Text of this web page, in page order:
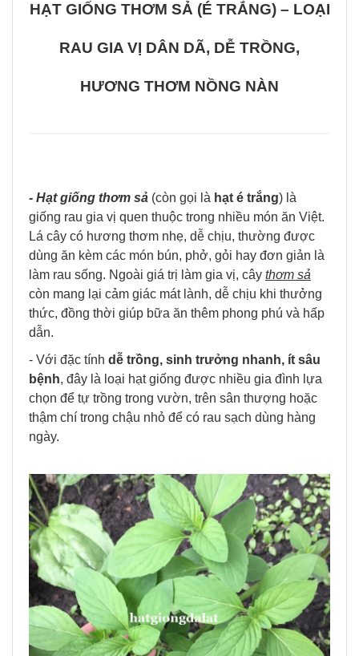
HẠT GIỐNG THƠM SẢ (É TRẮNG) – LOẠI
RAU GIA VỊ DÂN DÃ, DỄ TRỒNG,
HƯƠNG THƠM NỒNG NÀN
- Hạt giống thơm sả (còn gọi là hạt é trắng) là
giống rau gia vị quen thuộc trong nhiều món ăn Việt.
Lá cây có hương thơm nhẹ, dễ chịu, thường được
dùng ăn kèm các món bún, phở, gỏi hay đơn giản là
làm rau sống. Ngoài giá trị làm gia vị, cây thơm sả
còn mang lại cảm giác mát lành, dễ chịu khi thưởng
thức, đồng thời giúp bữa ăn thêm phong phú và hấp
dẫn.
- Với đặc tính dễ trồng, sinh trưởng nhanh, ít sâu
bệnh, đây là loại hạt giống được nhiều gia đình lựa
chọn để tự trồng trong vườn, trên sân thượng hoặc
thậm chí trong chậu nhỏ để có rau sạch dùng hàng
ngày.